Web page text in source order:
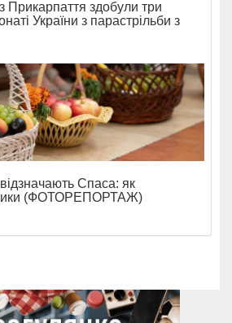
Прикарпаття здобули три
України з парастрільби з
Спаса: як
(ФОТОРЕПОРТАЖ)